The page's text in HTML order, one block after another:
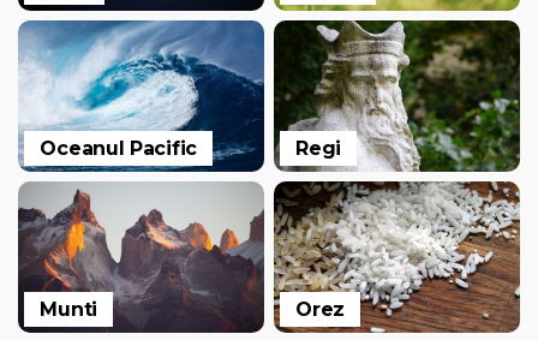
Oceanul Pacific Regi
Munti Orez